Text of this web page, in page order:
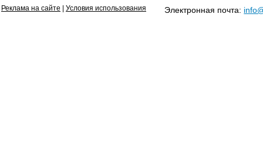
Реклама на сайте Условия использования
Электронная почта: